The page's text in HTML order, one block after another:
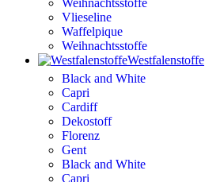
Weihnachtsstoffe
Vlieseline
Waffelpique
Weihnachtsstoffe
Westfalenstoffe
Black and White
Capri
Cardiff
Dekostoff
Florenz
Gent
Black and White
Capri